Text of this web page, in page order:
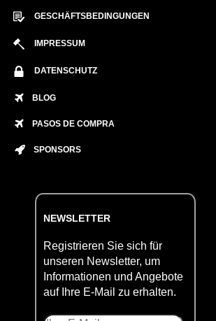
GESCHÄFTSBEDINGUNGEN
IMPRESSUM
DATENSCHUTZ
BLOG
PASOS DE COMPRA
SPONSORS
NEWSLETTER
Registrieren Sie sich für
unseren Newsletter, um
Informationen und Angebote
auf Ihre E-Mail zu erhalten.